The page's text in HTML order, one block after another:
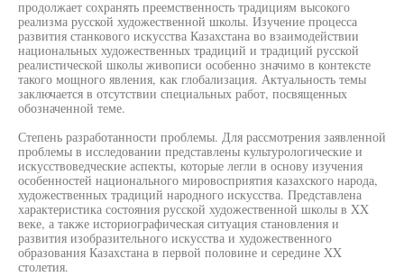
продолжает сохранять преемственность традициям высокого
реализма русской художественной школы. Изучение процесса
развития станкового искусства Казахстана во взаимодействии
национальных художественных традиций и традиций русской
реалистической школы живописи особенно значимо в контексте
такого мощного явления, как глобализация. Актуальность темы
заключается в отсутствии специальных работ, посвященных
обозначенной теме.
Степень разработанности проблемы. Для рассмотрения заявленной
проблемы в исследовании представлены культурологические и
искусствоведческие аспекты, которые легли в основу изучения
особенностей национального мировосприятия казахского народа,
художественных традиций народного искусства. Представлена
характеристика состояния русской художественной школы в XX
веке, а также историографическая ситуация становления и
развития изобразительного искусства и художественного
образования Казахстана в первой половине и середине XX
столетия.